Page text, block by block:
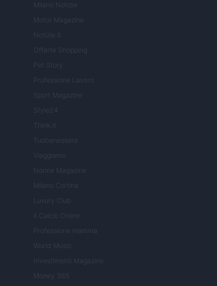
Milano Notizie
Motor Magazine
Notizie.it
Offerte Shopping
Pet Story
Professione Lavoro
Sport Magazine
Style24
Think.it
Tuobenessere
Viaggiamo
Nonne Magazine
Milano Cortina
Luxury Club
Il Calcio Online
Professione mamma
World Music
Investimenti Magazine
Money 365